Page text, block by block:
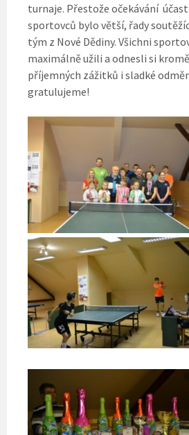
turnaje. Přestože očekávání
sportovců bylo větší, řady
tým z Nové Dědiny. Všichni
maximálně užili a odnesli si
příjemných zážitků i sladké
gratulujeme!